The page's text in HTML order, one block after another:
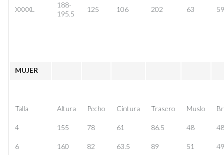
XXXXL
188-
195.5
125 106 202 63
MUJER
Talla Altura Pecho Cintura Trasero Muslo
4 155 78 61 86.5 48
6 160 82 63.5 89 51